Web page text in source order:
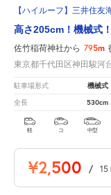
【ハイルーフ】三井住
高さ205cm！機械式
佐竹稲荷神社から 795m
東京都千代田区神田駿河
駐車場形式 機械式
全長 530cm
軽 コ 中型
¥2,500 / 15